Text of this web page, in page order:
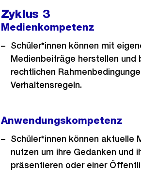
Zyklus 3
Medienkompetenz
Schüler*innen können mit
Medienbeiträge herstellen und
rechtlichen
Verhaltensregeln.
Anwendungskompetenz
Schüler*innen können aktuelle
nutzen um ihre Gedanken und
präsentieren oder einer